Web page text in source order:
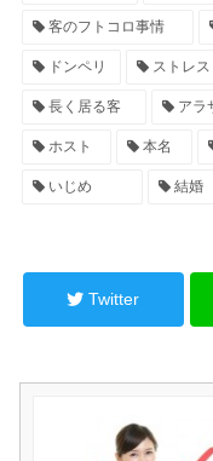
客のフトコロ事情
ドンペリ ストレス
長く居る客 アラ
ホスト 本名
いじめ 結婚
Twitter